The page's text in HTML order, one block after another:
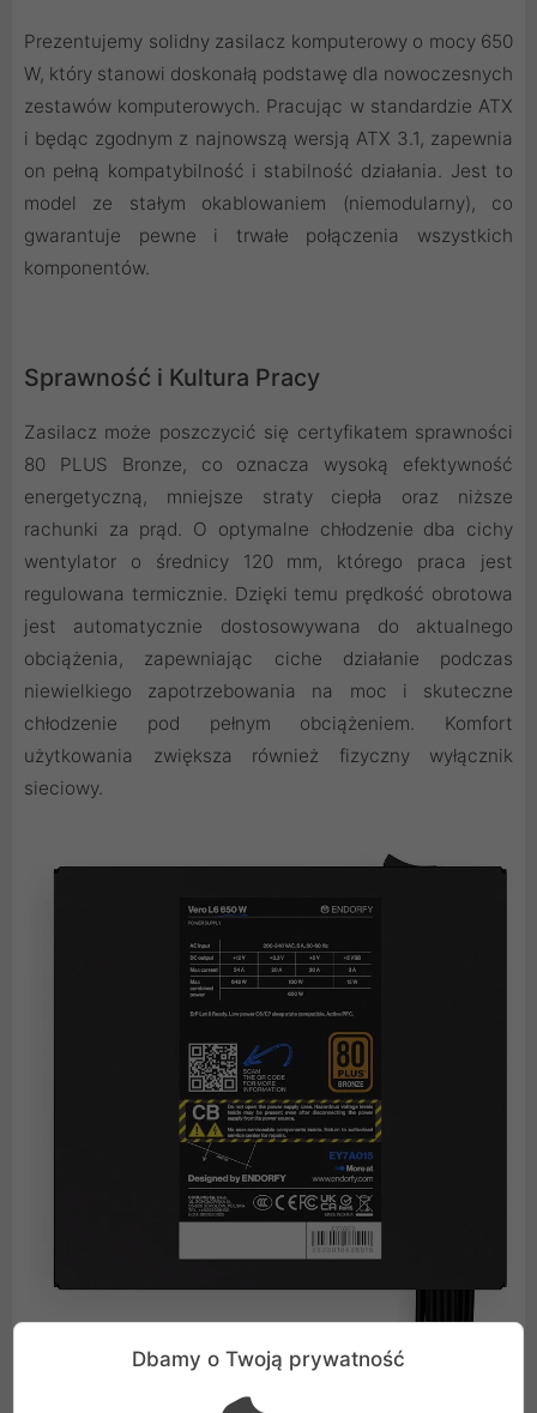
Prezentujemy solidny zasilacz komputerowy o mocy 650
W, który stanowi doskonałą podstawę dla nowoczesnych
zestawów komputerowych. Pracując w standardzie ATX
i będąc zgodnym z najnowszą wersją ATX 3.1, zapewnia
on pełną kompatybilność i stabilność działania. Jest to
model ze stałym okablowaniem (niemodularny), co
gwarantuje pewne i trwałe połączenia wszystkich
komponentów.
Sprawność i Kultura Pracy
Zasilacz może poszczycić się certyfikatem sprawności
80 PLUS Bronze, co oznacza wysoką efektywność
energetyczną, mniejsze straty ciepła oraz niższe
rachunki za prąd. O optymalne chłodzenie dba cichy
wentylator o średnicy 120 mm, którego praca jest
regulowana termicznie. Dzięki temu prędkość obrotowa
jest automatycznie dostosowywana do aktualnego
obciążenia, zapewniając ciche działanie podczas
niewielkiego zapotrzebowania na moc i skuteczne
chłodzenie pod pełnym obciążeniem. Komfort
użytkowania zwiększa również fizyczny wyłącznik
sieciowy.
Dbamy o Twoją prywatność